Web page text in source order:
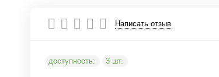
Написать отзыв
доступность: 3 шт.